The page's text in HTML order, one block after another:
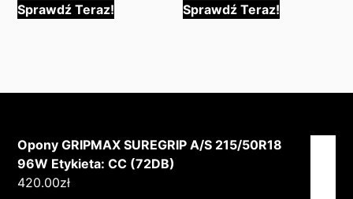
Sprawdź Teraz! Sprawdź Teraz!
Opony GRIPMAX SUREGRIP A/S 215/50R18
96W Etykieta: CC (72DB)
420.00zł